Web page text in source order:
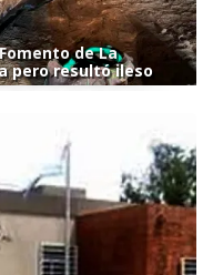
de La
pero resultó ileso